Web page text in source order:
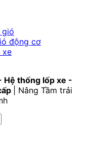
gió
động cơ
xe
Hệ thống lốp xe -
| Nâng Tầm trải